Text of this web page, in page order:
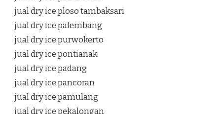
jual dry ice ploso tambaksari
jual dry ice palembang
jual dry ice purwokerto
jual dry ice pontianak
jual dry ice padang
jual dry ice pancoran
jual dry ice pamulang
jual dry ice pekalongan